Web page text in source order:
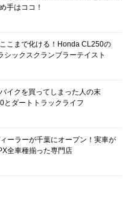
手はココ！
こまで化ける！Honda CL250の
シックスクランブラーテイスト
イクを買ってしまった人の末
ダートトラックライフ
ーラーが千葉にオープン！実車が
全車種揃った専門店